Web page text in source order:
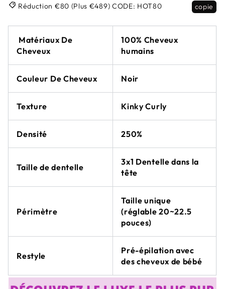
Réduction €80 (Plus €489) CODE: HOT80 copie
Matériaux De
Cheveux
100% Cheveux
humains
Couleur De Cheveux Noir
Texture Kinky Curly
Densité 250%
Taille de dentelle
3x1 Dentelle dans la
tête
Périmètre
Taille unique
(réglable 20~22.5
pouces)
Restyle
Pré-épilation avec
des cheveux de bébé